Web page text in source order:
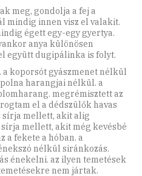
meg, gondolja a fej a
mindig innen visz el valakit.
égett egy-egy gyertya.
anya különösen
együtt dugipálinka is folyt.
koporsót gyászmenet nélkül
harangjai nélkül. a
megrémisztett az
el a dédszülők havas
sírja mellett, akit alig
mellett, akit még kevésbé
a fekete a hóban. a
nélkül siránkozás.
énekelni. az ilyen temetések
nem jártak.